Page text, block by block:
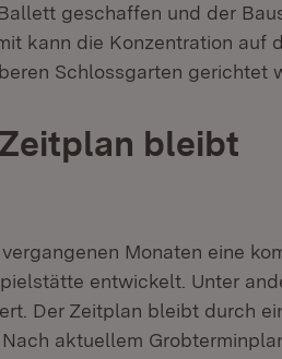
geschaffen und der
kann die Konzentration auf
Schlossgarten gerichtet
bleibt
Monaten eine
entwickelt. Unter
Der Zeitplan bleibt durch
aktuellem